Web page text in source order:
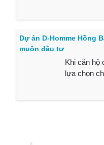
Dự án D-Homme Hồng
muốn đầu tư
Khi căn hộ
lựa chọn